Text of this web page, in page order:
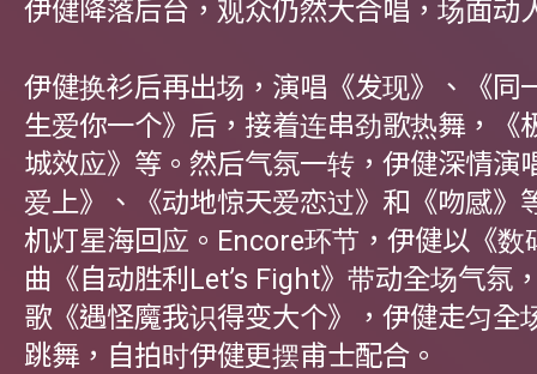
伊健降落后台，观众仍然大合唱，场面动
伊健换衫后再出场，演唱《发现》、《同
生爱你一个》后，接着连串劲歌热舞，《
城效应》等。然后气氛一转，伊健深情演
爱上》、《动地惊天爱恋过》和《吻感》
机灯星海回应。Encore环节，伊健以《数
曲《自动胜利Let’s Fight》带动全场气氛
歌《遇怪魔我识得变大个》，伊健走匀全
跳舞，自拍时伊健更摆甫士配合。